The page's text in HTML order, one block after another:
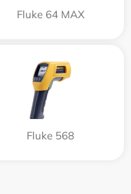
Fluke 64 MAX
Fluke 568